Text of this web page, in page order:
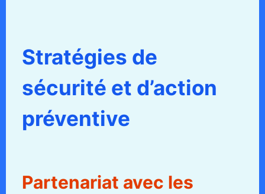
Stratégies de
sécurité et d’action
préventive
Partenariat avec les